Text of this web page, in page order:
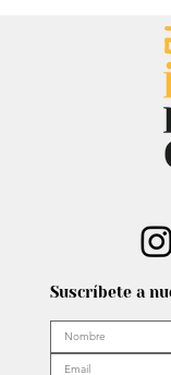
Estatua
Carlos
reabrió
Suscríbete a